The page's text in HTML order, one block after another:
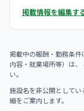
掲載情報を編集す
掲載中の報酬・勤務条
内容・就業場所等）は
い。
施設名を非公開として
細をご案内します。